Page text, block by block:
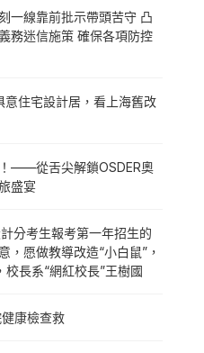
一線靠前批示帶頭苦守 凸
務迷信施策 確保各項防控
意住宅設計居，看上海舊改
——從舌尖解鎖OSDER奧
盛宴
分考生報考第一年招生的
，愿做教導改造“小白鼠”，
長系“網紅校長”王樹國
康檢查救